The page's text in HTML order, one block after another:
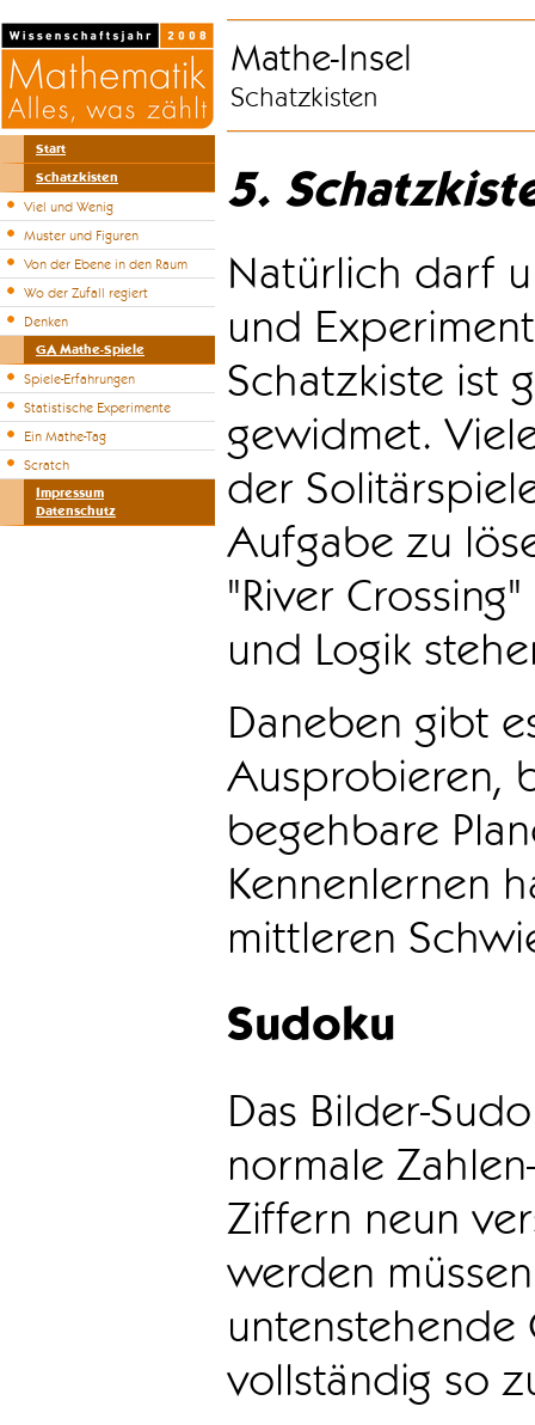
Start
Schatzkisten
Viel und Wenig
Muster und Figuren
Von der Ebene in den Raum
Wo der Zufall regiert
Denken
GA Mathe-Spiele
Spiele-Erfahrungen
Statistische Experimente
Ein Mathe-Tag
Scratch
Impressum
Datenschutz
Mathe-Insel
Schatzkisten
5.
Natürlich darf
und
Schatzkiste ist
gewidmet.
der
Aufgabe zu
"River
und Logik
Daneben gibt
Ausprobieren,
begehbare
Kennenlernen
mittleren
Sudoku
Das Bilder-
normale
Ziffern neun
werden
vollständig so